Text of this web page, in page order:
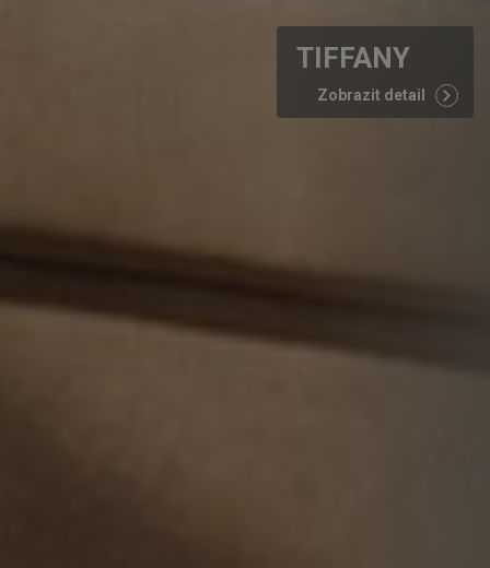
TIFFANY
Zobrazit detail